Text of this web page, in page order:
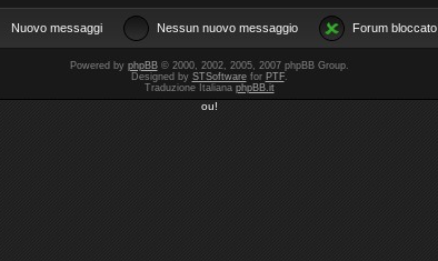
Nuovo messaggi Nessun nuovo messaggio Forum bloccato
Powered by phpBB© 2000, 2002, 2005, 2007 phpBB Group.
Designed by STSoftwarefor PTF.
Traduzione Italiana phpBB.it
ou!